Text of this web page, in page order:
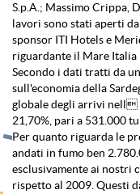
S.p.A.; Massimo Crippa,
lavori sono stati aperti
sponsor ITI Hotels e
riguardante il Mare
Secondo i dati tratti da
sull'economia della
globale degli arrivi nell
21,70%, pari a 531.000
Per quanto riguarda le
andati in fumo ben
esclusivamente ai nostri
rispetto al 2009. Questi